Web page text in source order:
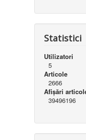
Statistici
Utilizatori
5
Articole
2666
Afișări
39496196